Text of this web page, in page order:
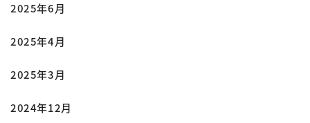
2025年6月
2025年4月
2025年3月
2024年12月